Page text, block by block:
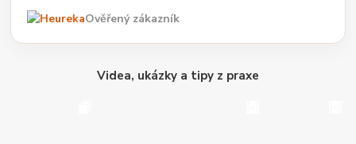
Ověřený zákazník
Videa, ukázky a tipy z praxe